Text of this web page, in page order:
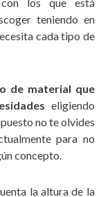
teniendo en
cada tipo de
de material que
eligiendo
no te olvides
para no
concepto.
la altura de la